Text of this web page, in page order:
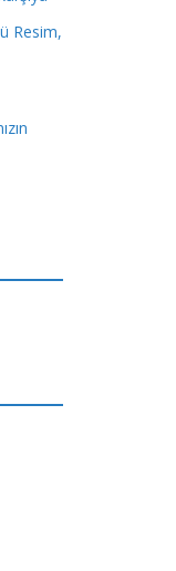
Resim,